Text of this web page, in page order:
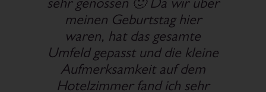
sein. Das Waldhotel ist ein
schönes Haus mit einem
perfekten Tagungsservice,
tollen Räumlichkeiten,
leckerem Essen und so
nettem Personal. Das hat